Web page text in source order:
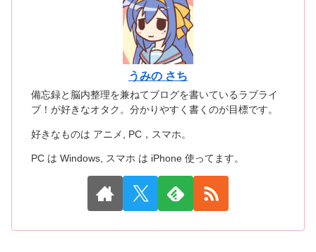
うみの さち
備忘録と脳内整理を兼ねてブログを書いているラブライ
ブ！が好きなオタク。分かりやすく書くのが目標です。
好きなものは アニメ, PC，スマホ。
PC は Windows, スマホ は iPhone 使ってます。